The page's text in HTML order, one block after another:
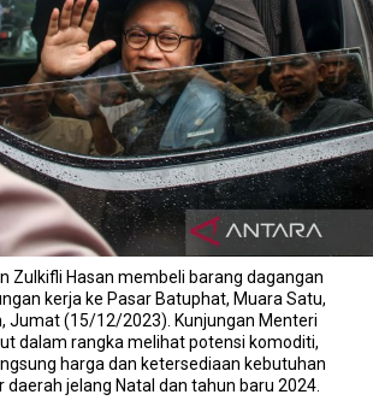
Zulkifli Hasan membeli barang dagangan
kerja ke Pasar Batuphat, Muara Satu,
Jumat (15/12/2023). Kunjungan Menteri
dalam rangka melihat potensi komoditi,
harga dan ketersediaan kebutuhan
daerah jelang Natal dan tahun baru 2024.